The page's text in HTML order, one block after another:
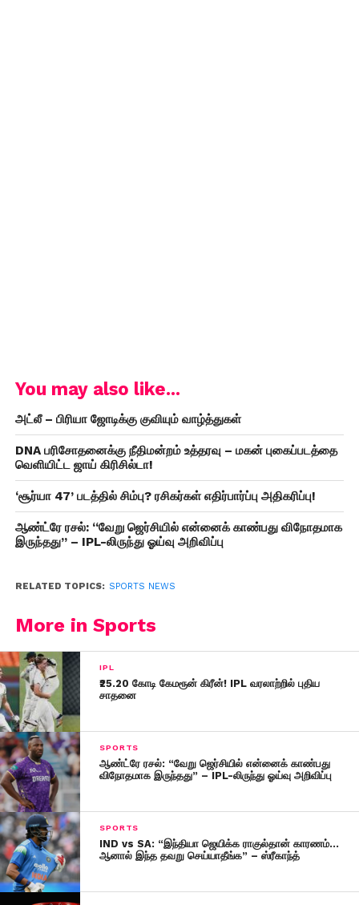
You may also like...
அட்லீ – பிரியா ஜோடிக்கு குவியும் வாழ்த்துகள்
DNA பரிசோதனைக்கு நீதிமன்றம் உத்தரவு – மகன் புகைப்படத்தை
வெளியிட்ட ஜாய் கிரிசில்டா!
‘சூர்யா 47’ படத்தில் சிம்பு? ரசிகர்கள் எதிர்பார்ப்பு அதிகரிப்பு!
ஆண்ட்ரே ரசல்: “வேறு ஜெர்சியில் என்னைக் காண்பது விநோதமாக
இருந்தது” – IPL-லிருந்து ஓய்வு அறிவிப்பு
RELATED TOPICS: SPORTS NEWS
More in Sports
IPL
₹25.20 கோடி கேமரூன் கிரீன்! IPL வரலாற்றில் புதிய
சாதனை
SPORTS
ஆண்ட்ரே ரசல்: “வேறு ஜெர்சியில் என்னைக் காண்பது
விநோதமாக இருந்தது” – IPL-லிருந்து ஓய்வு அறிவிப்பு
SPORTS
IND vs SA: “இந்தியா ஜெயிக்க ராகுல்தான் காரணம்…
ஆனால் இந்த தவறு செய்யாதீங்க” – ஸ்ரீகாந்த்